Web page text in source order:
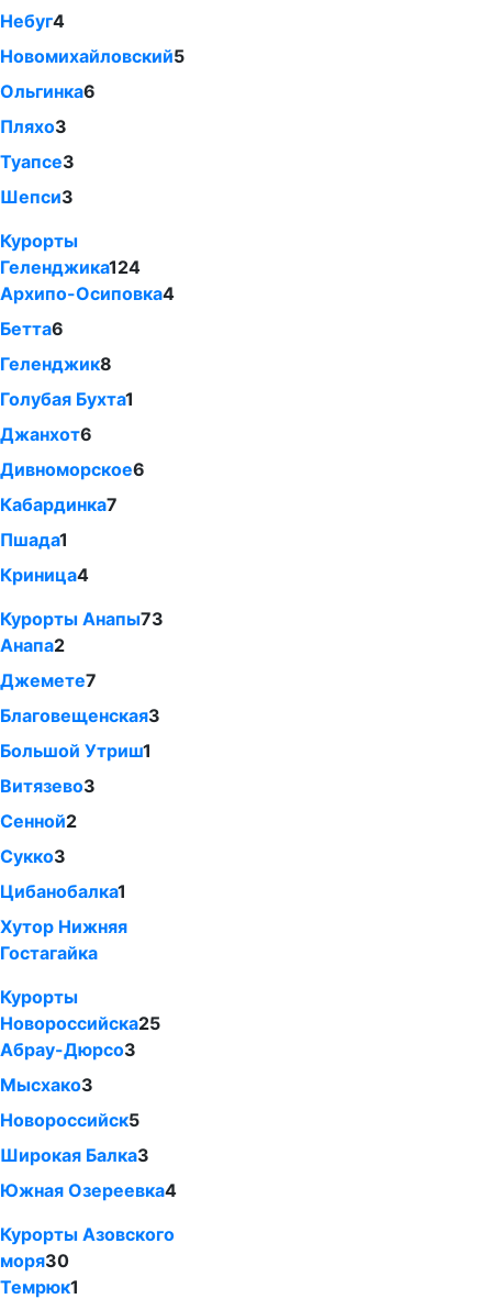
Небуг4
Новомихайловский5
Ольгинка6
Пляхо3
Туапсе3
Шепси3
Курорты
Геленджика124
Архипо-Осиповка4
Бетта6
Геленджик8
Голубая Бухта1
Джанхот6
Дивноморское6
Кабардинка7
Пшада1
Криница4
Курорты Анапы73
Анапа2
Джемете7
Благовещенская3
Большой Утриш1
Витязево3
Сенной2
Сукко3
Цибанобалка1
Хутор Нижняя
Гостагайка
Курорты
Новороссийска25
Абрау-Дюрсо3
Мысхако3
Новороссийск5
Широкая Балка3
Южная Озереевка4
Курорты Азовского
моря30
Темрюк1